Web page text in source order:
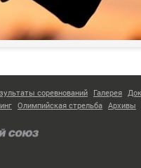
соревнований Галерея
Олимпийская стрельба Архивы